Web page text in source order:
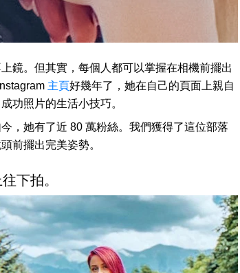
鏡。但其實，每個人都可以掌握在相機前擺出
主頁好幾年了，她在自己的頁面上親自
功照片的生活小技巧。
，她有了近 80 萬粉絲。我們獲得了這位部落
前擺出完美姿勢。
下拍。